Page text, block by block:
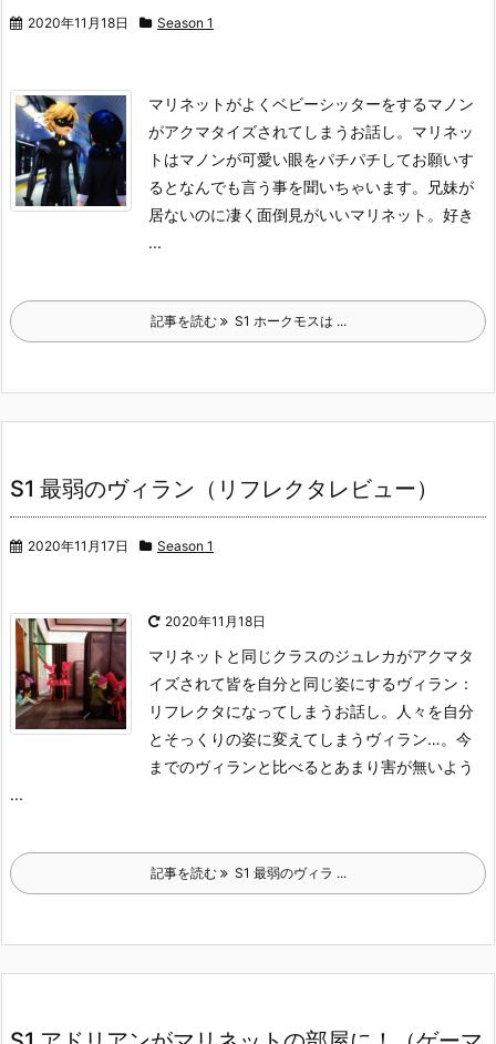
2020年11月18日 Season 1
マリネットがよくベビーシッターをするマノン
がアクマタイズされてしまうお話し。 マリネッ
トはマノンが可愛い眼をパチパチしてお願いす
るとなんでも言う事を聞いちゃいます。
兄妹が
居ないのに凄く面倒見がいいマリネット。好き
...
記事を読む S1 ホークモスは ...
S1 最弱のヴィラン（リフレクタレビュー）
2020年11月17日 Season 1
2020年11月18日
マリネットと同じクラスのジュレカがアクマタ
イズされて皆を自分と同じ姿にするヴィラン：
リフレクタになってしまうお話し。
人々を自分
とそっくりの姿に変えてしまうヴィラン…。 今
までのヴィランと比べるとあまり害が無いよう
...
記事を読む S1 最弱のヴィラ ...